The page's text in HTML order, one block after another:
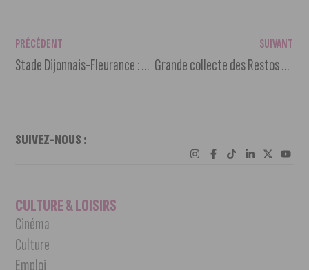
PRÉCÉDENT
Stade Dijonnais-Fleurance : une revanche à prendre
SUIVANT
Grande collecte des Restos du Coeur ce week-end.
SUIVEZ-NOUS :
CULTURE & LOISIRS
Cinéma
Culture
Emploi